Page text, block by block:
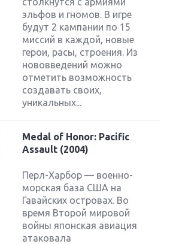
эльфов и гномов. В игре
будут 2 кампании по 15
миссий в каждой, новые
герои, расы, строения. Из
нововведений можно
отметить возможность
создавать своих,
уникальных...
Medal of Honor: Pacific
Assault (2004)
Перл-Харбор — военно-
морская база США на
Гавайских островах. Во
время Второй мировой
войны японская авиация
атаковала